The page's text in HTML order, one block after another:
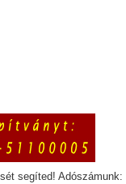
segíted! Adószámunk: